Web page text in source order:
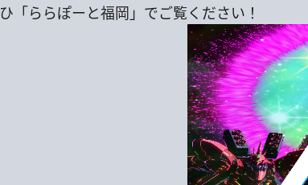
ひ「ららぽーと福岡」でご覧ください！